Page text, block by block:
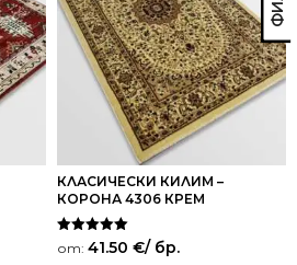
КЛАСИЧЕСКИ КИЛИМ –
КОРОНА 4306 КРЕМ
Оценено на
5.00
от: 41.50 €/ бр.